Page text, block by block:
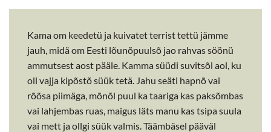
Kama om keedetü ja kuivatet terrist tettü jämme
jauh, midä om Eesti lõunõpuulsõ jao rahvas söönü
ammutsest aost pääle. Kamma süüdi suvitsõl aol, ku
oll vajja kipõstõ süük tetä. Jahu seäti hapnõ vai
rõõsa piimäga, mõnõl puul ka taariga kas paksõmbas
vai lahjembas ruas, maigus läts manu kas tsipa suula
vai mett ja ollgi süük valmis. Täämbäsel pääväl